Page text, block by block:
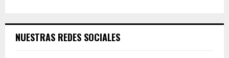
NUESTRAS REDES SOCIALES